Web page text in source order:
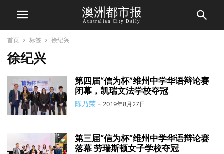
澳洲都市报
Australian City Daily
首页 标签 徐纪兴
徐纪兴
第四届“信为杯”维州中学华语辩论赛
闭幕，凯瑞文法学校夺冠
陈乃荣 - 2019年8月27日
第三届“信为杯”维州中学华语辩论赛
落幕 劳瑞斯顿女子学校夺冠